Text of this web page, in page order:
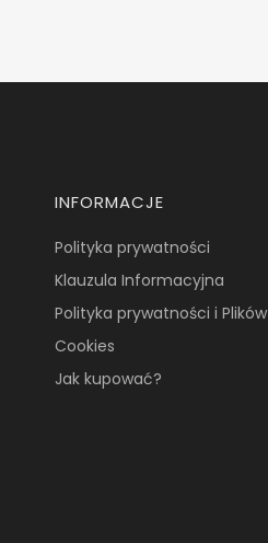
INFORMACJE
Polityka prywatności
Klauzula Informacyjna
Polityka prywatności i Plików
Cookies
Jak kupować?